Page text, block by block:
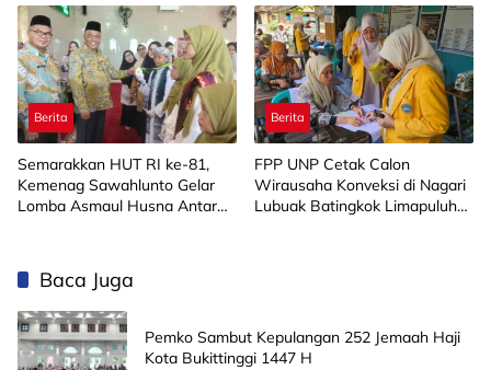
Daerah
Berita
Semarakkan HUT RI ke-81,
Kemenag Sawahlunto Gelar
Lomba Asmaul Husna Antar
Berita
FPP UNP Cetak Calon
Wirausaha Konveksi di Nagari
Lubuak Batingkok Limapuluh
Baca Juga
Pemko Sambut Kepulangan 252 Jemaah Haji
Kota Bukittinggi 1447 H